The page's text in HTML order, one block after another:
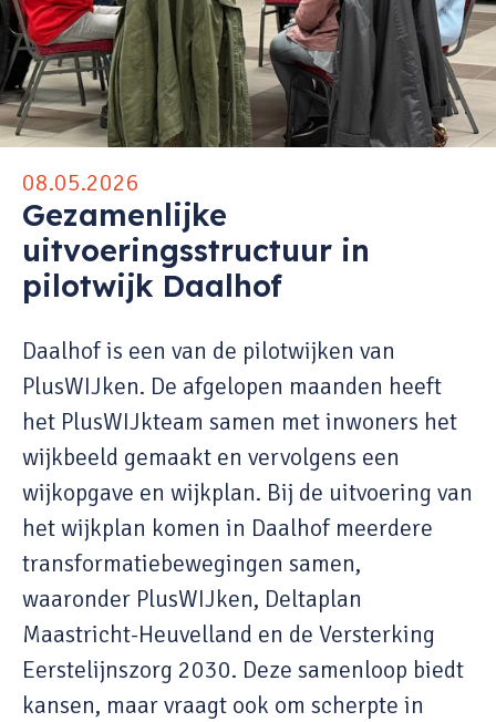
08.05.2026
Gezamenlijke
uitvoeringsstructuur in
pilotwijk Daalhof
Daalhof is een van de pilotwijken van
PlusWIJken. De afgelopen maanden heeft
het PlusWIJkteam samen met inwoners het
wijkbeeld gemaakt en vervolgens een
wijkopgave en wijkplan. Bij de uitvoering van
het wijkplan komen in Daalhof meerdere
transformatiebewegingen samen,
waaronder PlusWIJken, Deltaplan
Maastricht-Heuvelland en de Versterking
Eerstelijnszorg 2030. Deze samenloop biedt
kansen, maar vraagt ook om scherpte in